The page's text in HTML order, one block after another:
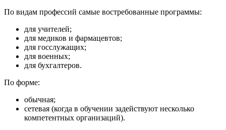
По видам профессий самые востребованные программы:
для учителей;
для медиков и фармацевтов;
для госслужащих;
для военных;
для бухгалтеров.
По форме:
обычная;
сетевая (когда в обучении задействуют несколько
компетентных организаций).